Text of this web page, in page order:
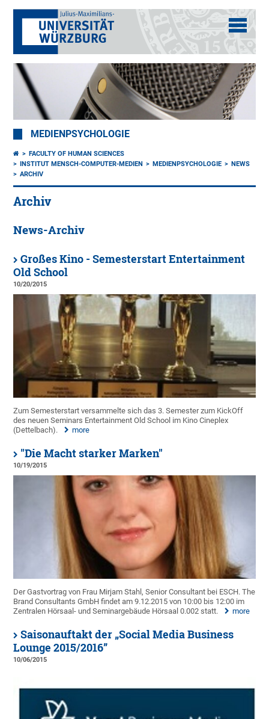
MEDIENPSYCHOLOGIE
FACULTY OF HUMAN SCIENCES
INSTITUT MENSCH-COMPUTER-MEDIEN
MEDIENPSYCHOLOGIE
NEWS
ARCHIV
Archiv
News-Archiv
Großes Kino - Semesterstart Entertainment
Old School
10/20/2015
Zum Semesterstart versammelte sich das 3. Semester zum KickOff
des neuen Seminars Entertainment Old School im Kino Cineplex
(Dettelbach).
more
"Die Macht starker Marken"
10/19/2015
Der Gastvortrag von Frau Mirjam Stahl, Senior Consultant bei ESCH. The
Brand Consultants GmbH findet am 9.12.2015 von 10:00 bis 12:00 im
Zentralen Hörsaal- und Seminargebäude Hörsaal 0.002 statt.
more
Saisonauftakt der „Social Media Business
Lounge 2015/2016”
10/06/2015